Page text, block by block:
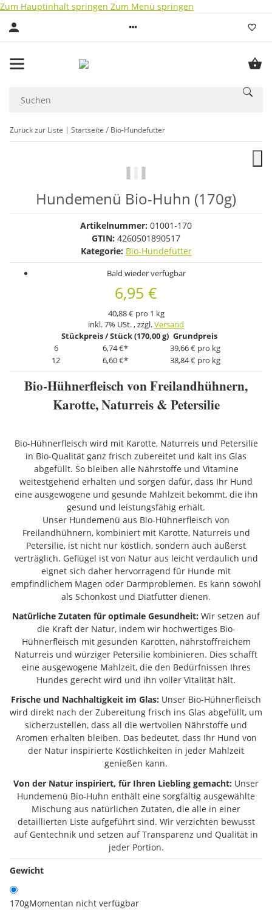
Zum Hauptinhalt springen Zum Menü springen
Zurück zur Liste Startseite Bio-Hundefutter
Hundemenü Bio-Huhn (170g)
Artikelnummer: 01001-170
GTIN: 4260501890517
Kategorie: Bio-Hundefutter
Bald wieder verfügbar
6,95 €
40,88 € pro 1 kg
inkl. 7% USt. , zzgl.Versand
Stückpreis / Stück (170,00 g) Grundpreis
6
6,74 €*
39,66 € pro kg
12
6,60 €* 38,84 € pro kg
Bio-Hühnerfleisch von Freilandhühnern,
Karotte, Naturreis & Petersilie
Bio-Hühnerfleisch wird mit Karotte, Naturreis und Petersilie
in Bio-Qualität ganz frisch zubereitet und kalt ins Glas
abgefüllt. So bleiben alle Nährstoffe und Vitamine
weitestgehend erhalten und sorgen dafür, dass Ihr Hund
eine ausgewogene und gesunde Mahlzeit bekommt, die ihn
gesund und leistungsfähig erhält.
Unser Hundemenü aus Bio-Hühnerfleisch von
Freilandhühnern, kombiniert mit Karotte, Naturreis und
Petersilie, ist nicht nur köstlich, sondern auch äußerst
verträglich. Geflügel ist von Natur aus leicht verdaulich und
eignet sich daher hervorragend für Hunde mit
empfindlichem Magen oder Darmproblemen. Es kann sowohl
als Schonkost und Diätfutter dienen.
Natürliche Zutaten für optimale Gesundheit: Wir setzen auf
die Kraft der Natur, indem wir hochwertiges Bio-
Hühnerfleisch mit gesunden Karotten, nährstoffreichem
Naturreis und würziger Petersilie kombinieren. Dies schafft
eine ausgewogene Mahlzeit, die den Bedürfnissen Ihres
Hundes gerecht wird und ihn voller Vitalität hält.
Frische und Nachhaltigkeit im Glas: Unser Bio-Hühnerfleisch
wird direkt nach der Zubereitung frisch ins Glas abgefüllt, um
sicherzustellen, dass all die wertvollen Nährstoffe und
Aromen erhalten bleiben. Das bedeutet, dass Ihr Hund von
der Natur inspirierte Köstlichkeiten in jeder Mahlzeit
genießen kann.
Von der Natur inspiriert, für Ihren Liebling gemacht: Unser
Hundemenü Bio-Huhn enthält eine sorgfältig ausgewählte
Mischung aus natürlichen Zutaten, die alle in einer
detaillierten Liste aufgeführt sind. Wir verzichten bewusst
auf Gentechnik und setzen auf Transparenz und Qualität in
jeder Portion.
Gewicht
170gMomentan nicht verfügbar